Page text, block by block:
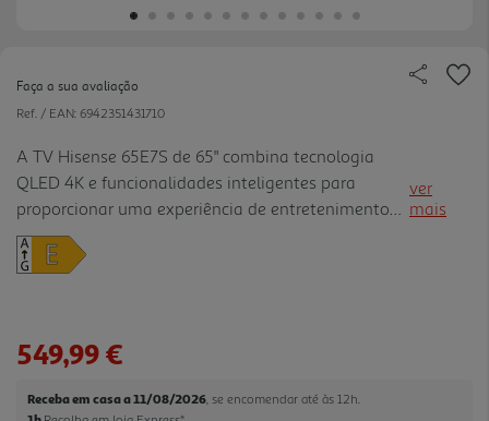
Faça a sua avaliação
Ref. / EAN: 6942351431710
A TV Hisense 65E7S de 65" combina tecnologia
QLED 4K e funcionalidades inteligentes para
proporcionar uma experiência de entretenimento
envolvente com cores mais vibrantes, contraste
otimizado e excelente nível de detalhe. Equipada
enquanto o AI 4K Upscaler melhora conteúdos de
menor resolução para uma visualização mais
ver
mais
549,99 €
Receba em casa a 11/08/2026 , se encomendar até às 12h.